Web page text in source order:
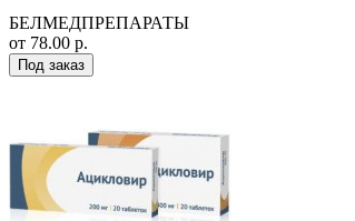
БЕЛМЕДПРЕПАРАТЫ
от 78.00 р.
Под заказ